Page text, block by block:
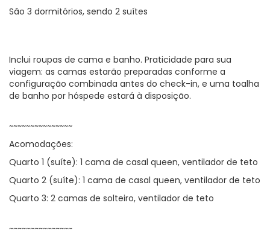
São 3 dormitórios, sendo 2 suítes
Inclui roupas de cama e banho. Praticidade para sua
viagem: as camas estarão preparadas conforme a
configuração combinada antes do check-in, e uma toalha
de banho por hóspede estará à disposição.
~~~~~~~~~~~~~~~
Acomodações:
Quarto 1 (suíte): 1 cama de casal queen, ventilador de teto
Quarto 2 (suíte): 1 cama de casal queen, ventilador de teto
Quarto 3: 2 camas de solteiro, ventilador de teto
~~~~~~~~~~~~~~~